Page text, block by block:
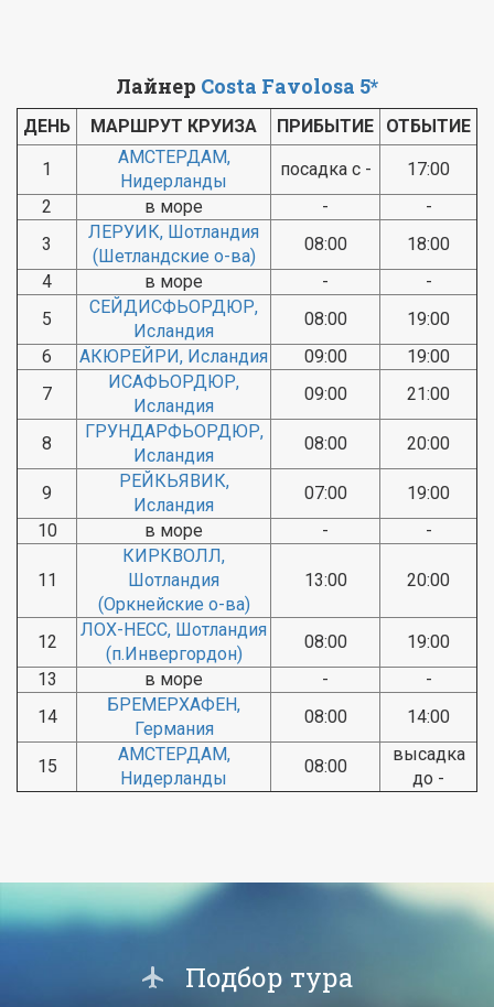
Лайнер Costa Favolosa 5*
ДЕНЬ МАРШРУТ КРУИЗА ПРИБЫТИЕ ОТБЫТИЕ
1
АМСТЕРДАМ,
Нидерланды
посадка с -
17:00
2
в море -
-
3
ЛЕРУИК, Шотландия
(Шетландские о-ва)
08:00
18:00
4
в море -
-
5
СЕЙДИСФЬОРДЮР,
Исландия
08:00
19:00
6
АКЮРЕЙРИ, Исландия 09:00
19:00
7
ИСАФЬОРДЮР,
Исландия
09:00 21:00
8
ГРУНДАРФЬОРДЮР,
Исландия
08:00 20:00
9
РЕЙКЬЯВИК,
Исландия
07:00
19:00
10
в море - -
11
КИРКВОЛЛ,
Шотландия
(Оркнейские о-ва)
13:00 20:00
12
ЛОХ-НЕСС, Шотландия
(п.Инвергордон)
08:00
19:00
13
в море -
-
14
БРЕМЕРХАФЕН,
Германия
08:00 14:00
15
АМСТЕРДАМ,
Нидерланды
08:00
высадка
до -
Подбор тура